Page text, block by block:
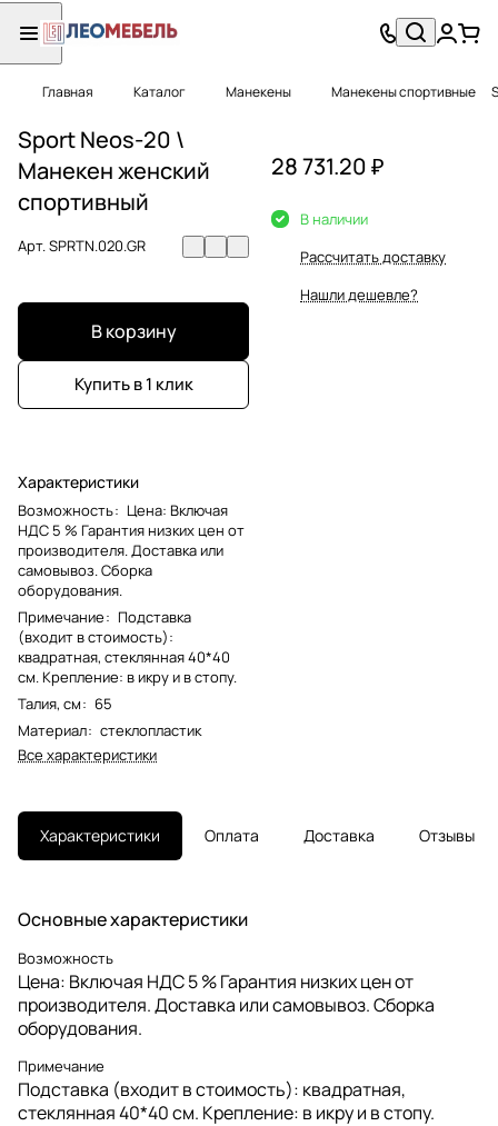
Главная Каталог Манекены Манекены спортивные
Sport Neos-20 \
Манекен женский
спортивный
Арт.SPRTN.020.GR
В корзину
Купить в 1 клик
Характеристики
Возможность: Цена: Включая
НДС 5 % Гарантия низких цен от
производителя. Доставка или
самовывоз. Сборка
оборудования.
Примечание: Подставка
(входит в стоимость):
квадратная, стеклянная 40*40
см. Крепление: в икру и в стопу.
Талия, см: 65
Материал: стеклопластик
Все характеристики
28 731.20 ₽
В наличии
Рассчитать доставку
Нашли дешевле?
Характеристики Оплата Доставка Отзывы
Основные характеристики
Возможность
Цена: Включая НДС 5 % Гарантия низких цен от
производителя. Доставка или самовывоз. Сборка
оборудования.
Примечание
Подставка (входит в стоимость): квадратная,
стеклянная 40*40 см. Крепление: в икру и в стопу.